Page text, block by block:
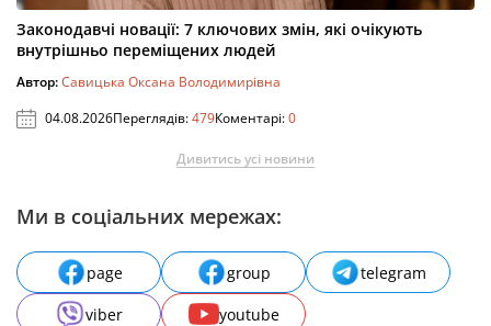
Законодавчі новації: 7 ключових змін, які очікують
внутрішньо переміщених людей
Автор:Савицька Оксана Володимирівна
04.08.2026Переглядів:479Коментарі:0
Дивитись усі новини
Ми в соціальних мережах:
page group
telegram
viber
youtube